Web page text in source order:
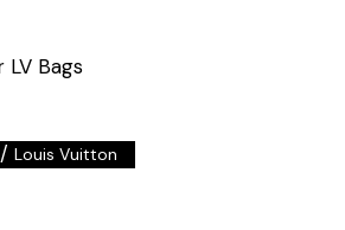
/Louis Vuitton